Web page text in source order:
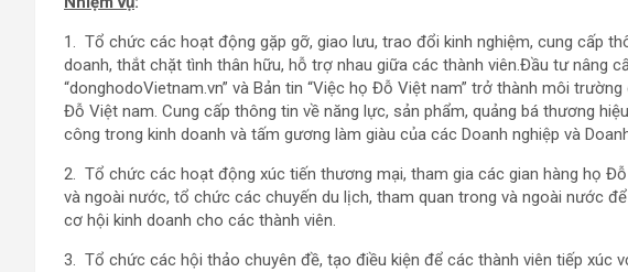
1. Tổ chức các hoạt động gặp gỡ, giao lưu, trao đổi kinh nghiệm, cung cấp
doanh, thắt chặt tình thân hữu, hỗ trợ nhau giữa các thành viên.Đầu tư nâng
“donghodoVietnam.vn” và Bản tin “Việc họ Đỗ Việt nam” trở thành môi
Đỗ Việt nam. Cung cấp thông tin về năng lực, sản phẩm, quảng bá thương
công trong kinh doanh và tấm gương làm giàu của các Doanh nghiệp và
2. Tổ chức các hoạt động xúc tiến thương mại, tham gia các gian hàng họ
và ngoài nước, tổ chức các chuyến du lịch, tham quan trong và ngoài nước
cơ hội kinh doanh cho các thành viên.
3. Tổ chức các hội thảo chuyên đề, tạo điều kiện để các thành viên tiếp xúc